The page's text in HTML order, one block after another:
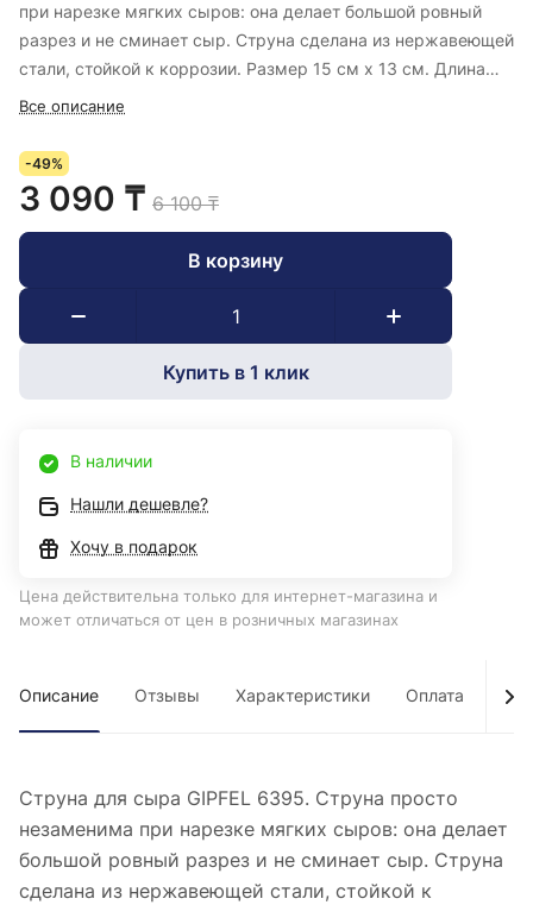
при нарезке мягких сыров: она делает большой ровный
разрез и не сминает сыр. Струна сделана из нержавеющей
стали, стойкой к коррозии. Размер 15 см х 13 см. Длина
струны 12 см.
Все описание
-49%
3 090 ₸ 6 100 ₸
В корзину
Купить в 1 клик
В наличии
Нашли дешевле?
Хочу в подарок
Цена действительна только для интернет-магазина и
может отличаться от цен в розничных магазинах
Описание Отзывы Характеристики Оплата
Струна для сыра GIPFEL 6395. Струна просто
незаменима при нарезке мягких сыров: она делает
большой ровный разрез и не сминает сыр. Струна
сделана из нержавеющей стали, стойкой к